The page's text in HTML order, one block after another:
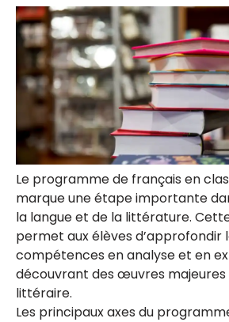
Le programme de français en
marque une étape importante
la langue et de la littérature.
permet aux élèves d’approfondir
compétences en analyse et en
découvrant des œuvres
littéraire.
Les principaux axes du